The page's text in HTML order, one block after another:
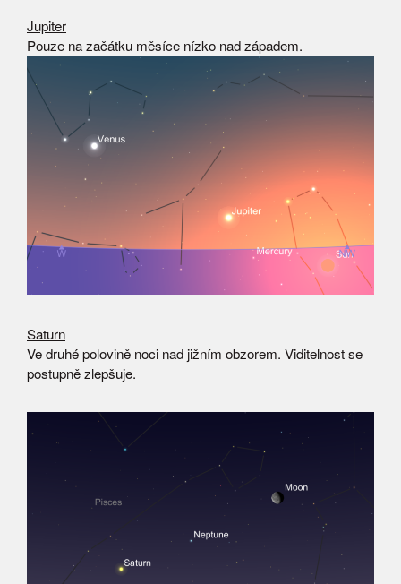
Jupiter
Pouze na začátku měsíce nízko nad západem.
Saturn
Ve druhé polovině noci nad jižním obzorem. Viditelnost se
postupně zlepšuje.